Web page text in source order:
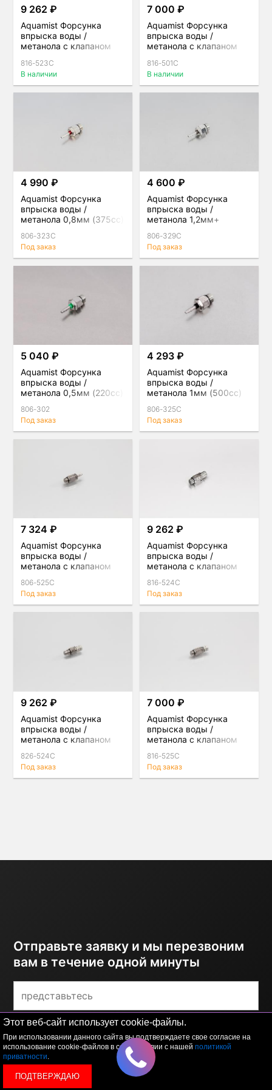
Этот веб-сайт использует cookie-файлы.
При использовании данного сайта вы подтверждаете свое согласие на
использование cookie-файлов в соответствии с нашей политикой
приватности.
ПОДТВЕРЖДАЮ
9 262 ₽
Aquamist Форсунка
впрыска воды /
метанола с клапаном
шланг 4мм для direct-
port
816-523C
В наличии
7 000 ₽
Aquamist Форсунка
впрыска воды /
метанола с клапаном
шланг 4 мм для direct-
port
816-501C
В наличии
4 990 ₽
Aquamist Форсунка
впрыска воды /
метанола 0,8мм (375сс)
806-323C
Под заказ
4 600 ₽
Aquamist Форсунка
впрыска воды /
метанола 1,2мм+
806-329C
Под заказ
5 040 ₽
Aquamist Форсунка
впрыска воды /
метанола 0,5мм (220сс)
806-302
Под заказ
4 293 ₽
Aquamist Форсунка
впрыска воды /
метанола 1мм (500сс)
806-325C
Под заказ
7 324 ₽
Aquamist Форсунка
впрыска воды /
метанола с клапаном
4мм для direct-port
806-525C
Под заказ
9 262 ₽
Aquamist Форсунка
впрыска воды /
метанола с клапаном
шланг 4мм для direct-
port
816-524C
Под заказ
9 262 ₽
Aquamist Форсунка
впрыска воды /
метанола с клапаном
шланг 4мм для direct-
port
826-524C
Под заказ
7 000 ₽
Aquamist Форсунка
впрыска воды /
метанола с клапаном
4мм для direct-port
816-525C
Под заказ
Отправьте заявку и мы перезвоним
вам в течение одной минуты
ОТПРАВИТЬ